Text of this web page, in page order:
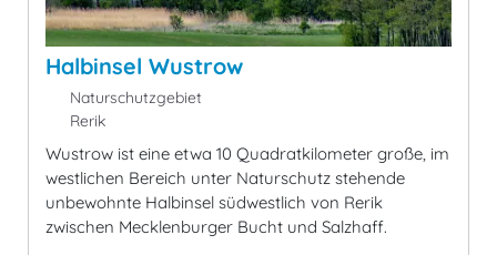
Halbinsel Wustrow
Naturschutzgebiet
Rerik
Wustrow ist eine etwa 10 Quadratkilometer große, im
westlichen Bereich unter Naturschutz stehende
unbewohnte Halbinsel südwestlich von Rerik
zwischen Mecklenburger Bucht und Salzhaff.